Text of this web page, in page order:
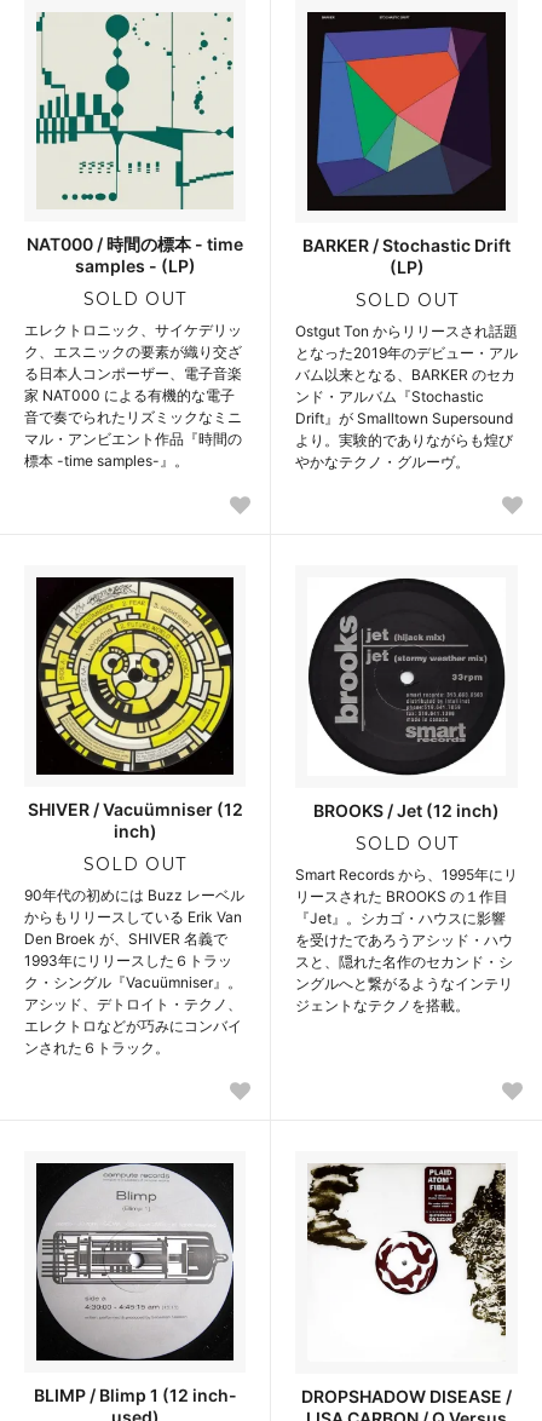
NAT000 / 時間の標本 - time
samples - (LP)
SOLD OUT
エレクトロニック、サイケデリッ
ク、エスニックの要素が織り交ざ
る日本人コンポーザー、電子音楽
家 NAT000 による有機的な電子
音で奏でられたリズミックなミニ
マル・アンビエント作品『時間の
標本 -time samples-』。
BARKER / Stochastic Drift
(LP)
SOLD OUT
Ostgut Ton からリリースされ話題
となった2019年のデビュー・アル
バム以来となる、BARKER のセカ
ンド・アルバム『Stochastic
Drift』が Smalltown Supersound
より。実験的でありながらも煌び
やかなテクノ・グルーヴ。
SHIVER / Vacuümniser (12
inch)
SOLD OUT
90年代の初めには Buzz レーベル
からもリリースしている Erik Van
Den Broek が、SHIVER 名義で
1993年にリリースした６トラッ
ク・シングル『Vacuümniser』。
アシッド、デトロイト・テクノ、
エレクトロなどが巧みにコンバイ
ンされた６トラック。
BROOKS / Jet (12 inch)
SOLD OUT
Smart Records から、1995年にリ
リースされた BROOKS の１作目
『Jet』。シカゴ・ハウスに影響
を受けたであろうアシッド・ハウ
スと、隠れた名作のセカンド・シ
ングルへと繋がるようなインテリ
ジェントなテクノを搭載。
BLIMP / Blimp 1 (12 inch-
DROPSHADOW DISEASE /